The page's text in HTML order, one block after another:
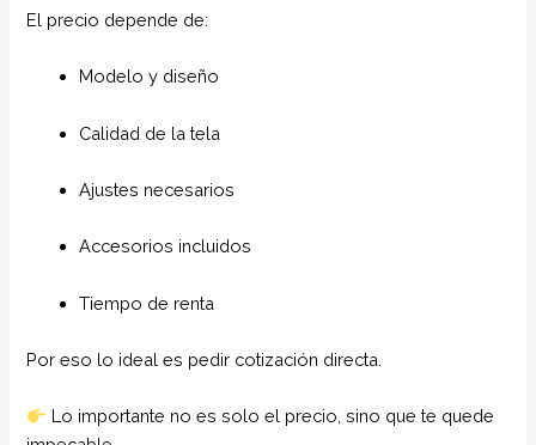
El precio depende de:
Modelo y diseño
Calidad de la tela
Ajustes necesarios
Accesorios incluidos
Tiempo de renta
Por eso lo ideal es pedir cotización directa.
Lo importante no es solo el precio, sino que te quede